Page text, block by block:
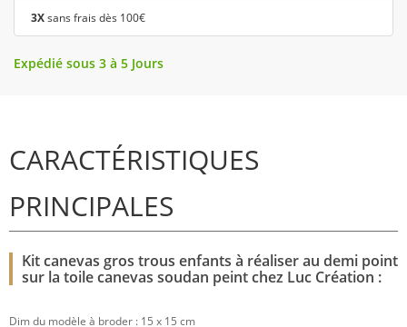
3Xsans frais dès 100€
Expédié sous 3 à 5 Jours
CARACTÉRISTIQUES
PRINCIPALES
Kit canevas gros trous enfants à réaliser au demi point
sur la toile canevas soudan peint chez Luc Création :
Dim du modèle à broder : 15 x 15 cm